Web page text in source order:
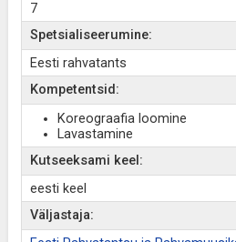
7
Spetsialiseerumine:
Eesti rahvatants
Kompetentsid:
Koreograafia loomine
Lavastamine
Kutseeksami keel:
eesti keel
Väljastaja: